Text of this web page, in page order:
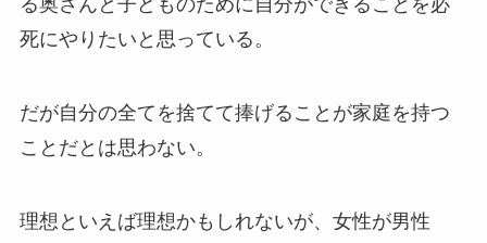
る奥さんと子どものために自分ができることを必
死にやりたいと思っている。
だが自分の全てを捨てて捧げることが家庭を持つ
ことだとは思わない。
理想といえば理想かもしれないが、女性が男性